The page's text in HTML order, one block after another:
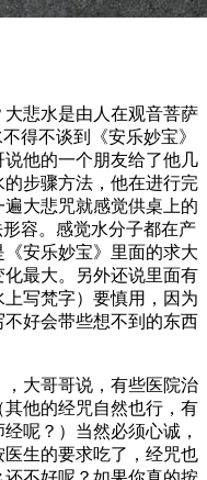
悲水是由人在观音菩萨
得不谈到《安乐妙宝》
说他的一个朋友给了他几
步骤方法，他在进行完
大悲咒就感觉供桌上的
容。感觉水分子都在产
安乐妙宝》里面的求大
最大。另外还说里面有
写梵字）要慎用，因为
好会带些想不到的东西
大哥哥说，有些医院治
他的经咒自然也行，有
呢？）当然必须心诚，
生的要求吃了，经咒也